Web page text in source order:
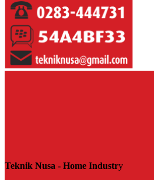
Teknik Nusa - Home Industry